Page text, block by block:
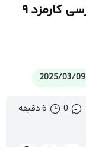
کارمزد انتقال تتر چقدر است؟ بررسی کارمزد ۹
0 6 دقیقه